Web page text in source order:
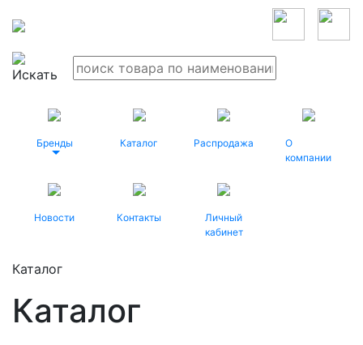
Бренды Каталог Распродажа
О
компании
Новости Контакты
Личный
кабинет
Каталог
Каталог